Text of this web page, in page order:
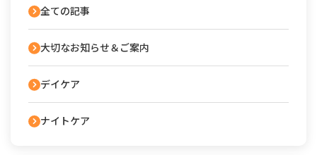
全ての記事
大切なお知らせ＆ご案内
デイケア
ナイトケア